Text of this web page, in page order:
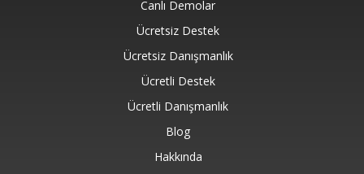
Canlı Demolar
Ücretsiz Destek
Ücretsiz Danışmanlık
Ücretli Destek
Ücretli Danışmanlık
Blog
Hakkında